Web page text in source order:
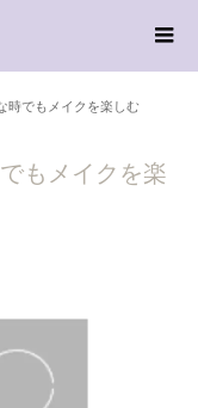
時でもメイクを楽しむ
もメイクを楽